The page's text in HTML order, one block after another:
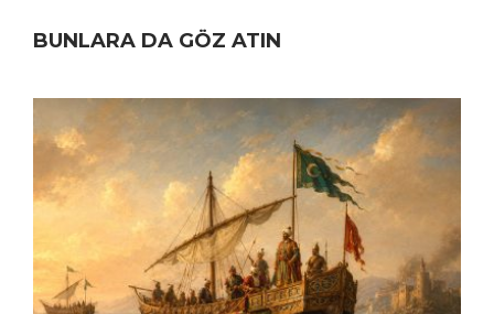
BUNLARA DA GÖZ ATIN